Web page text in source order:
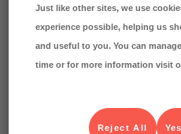
Just like other sites, we use
experience possible, helping us
and useful to you. You can
time or for more information visit
Reject All